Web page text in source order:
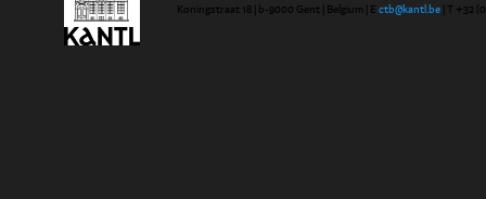
Koningstraat 18 | b-9000 Gent | Belgium | E ctb@kantl.be | T +32